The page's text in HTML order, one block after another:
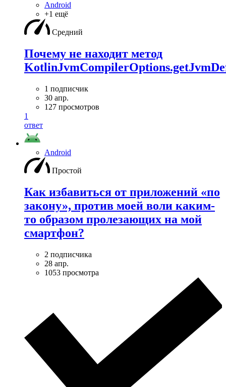
Android
+1 ещё
Средний
Почему не находит метод
1 подписчик
30 апр.
127 просмотров
1
ответ
Android
Простой
Как избавиться от приложений «по
закону», против моей воли каким-
то образом пролезающих на мой
смартфон?
2 подписчика
28 апр.
1053 просмотра